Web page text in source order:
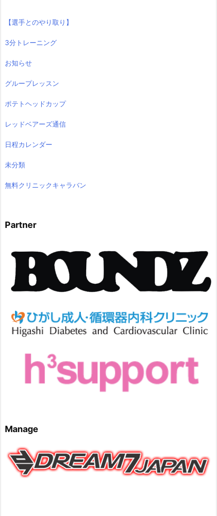
【選手とのやり取り】
3分トレーニング
お知らせ
グループレッスン
ポテトヘッドカップ
レッドベアーズ通信
日程カレンダー
未分類
無料クリニックキャラバン
Partner
Manage